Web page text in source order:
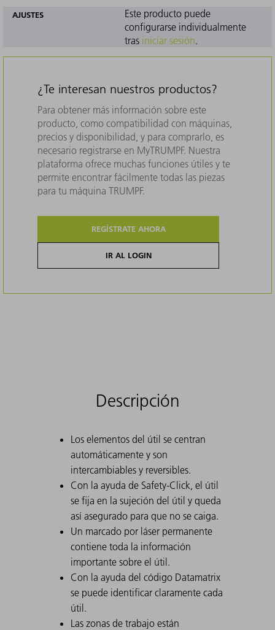
AJUSTES
Este producto puede
configurarse individualmente
tras iniciar sesión.
¿Te interesan nuestros productos?
Para obtener más información sobre este
producto, como compatibilidad con máquinas,
precios y disponibilidad, y para comprarlo, es
necesario registrarse en MyTRUMPF. Nuestra
plataforma ofrece muchas funciones útiles y te
permite encontrar fácilmente todas las piezas
para tu máquina TRUMPF.
REGÍSTRATE AHORA
IR AL LOGIN
Descripción
Los elementos del útil se centran
automáticamente y son
intercambiables y reversibles.
Con la ayuda de Safety-Click, el útil
se fija en la sujeción del útil y queda
así asegurado para que no se caiga.
Un marcado por láser permanente
contiene toda la información
importante sobre el útil.
Con la ayuda del código Datamatrix
se puede identificar claramente cada
útil.
Las zonas de trabajo están